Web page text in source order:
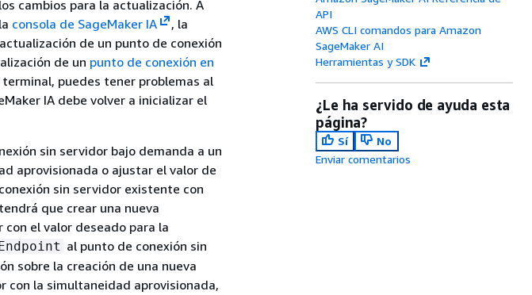
cambios para la actualización. A
consola de SageMaker IA
, la
de un punto de conexión
de un punto de conexión en
puedes tener problemas al
IA debe volver a inicializar el
sin servidor bajo demanda a un
aprovisionada o ajustar el valor de
sin servidor existente con
que crear una nueva
el valor deseado para la
al punto de conexión sin
sobre la creación de una nueva
con la simultaneidad aprovisionada,
API
AWS CLI comandos para Amazon
SageMaker AI
Herramientas y SDK
¿Le ha servido de ayuda esta
página?
Sí
No
Enviar comentarios